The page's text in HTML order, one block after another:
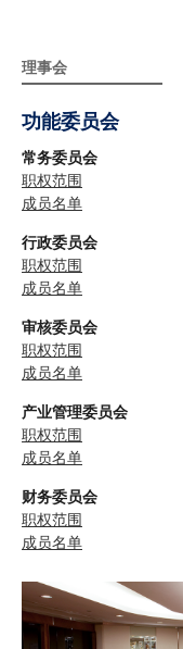
理事会
功能委员会
常务委员会
职权范围
成员名单
行政委员会
职权范围
成员名单
审核委员会
职权范围
成员名单
产业管理委员会
职权范围
成员名单
财务委员会
职权范围
成员名单